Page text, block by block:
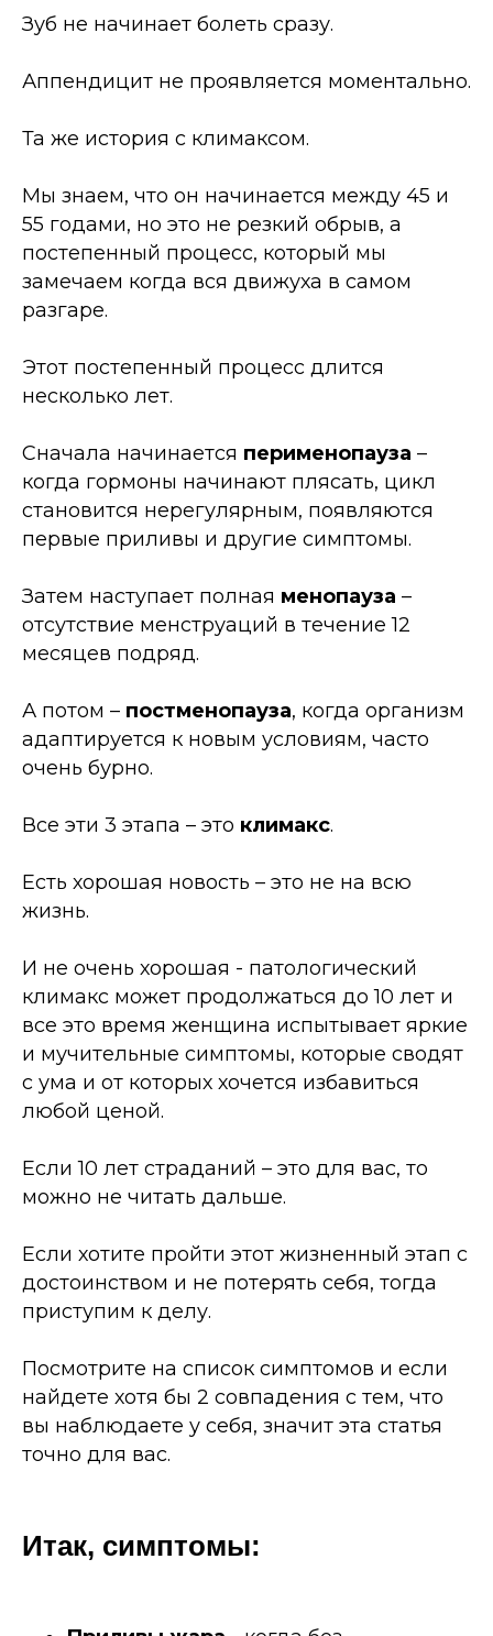
Зуб не начинает болеть сразу.
Аппендицит не проявляется моментально.
Та же история с климаксом.
Мы знаем, что он начинается между 45 и
55 годами, но это не резкий обрыв, а
постепенный процесс, который мы
замечаем когда вся движуха в самом
разгаре.
Этот постепенный процесс длится
несколько лет.
Сначала начинается перименопауза –
когда гормоны начинают плясать, цикл
становится нерегулярным, появляются
первые приливы и другие симптомы.
Затем наступает полная менопауза –
отсутствие менструаций в течение 12
месяцев подряд.
А потом – постменопауза, когда организм
адаптируется к новым условиям, часто
очень бурно.
Все эти 3 этапа – это климакс.
Есть хорошая новость – это не на всю
жизнь.
И не очень хорошая - патологический
климакс может продолжаться до 10 лет и
все это время женщина испытывает яркие
и мучительные симптомы, которые сводят
с ума и от которых хочется избавиться
любой ценой.
Если 10 лет страданий – это для вас, то
можно не читать дальше.
Если хотите пройти этот жизненный этап с
достоинством и не потерять себя, тогда
приступим к делу.
Посмотрите на список симптомов и если
найдете хотя бы 2 совпадения с тем, что
вы наблюдаете у себя, значит эта статья
точно для вас.
Итак, симптомы: